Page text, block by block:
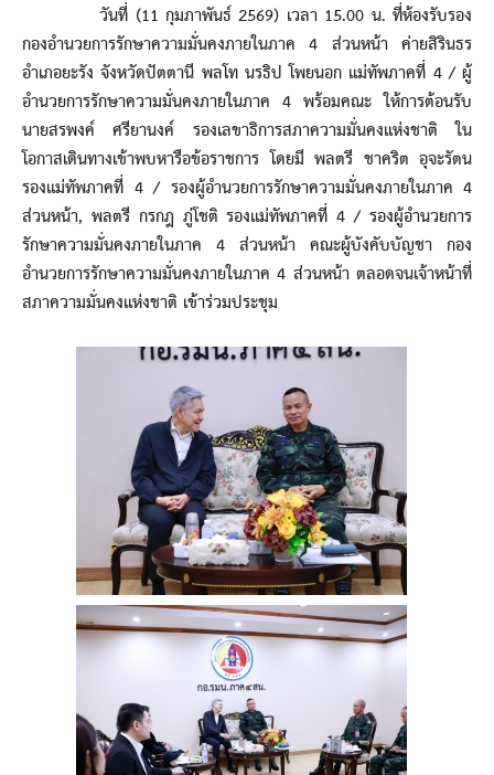
วันที่ (11 กุมภาพันธ์ 2569) เวลา 15.00 น. ที่ห้องรับรอง
กองอำนวยการรักษาความมั่นคงภายในภาค 4 ส่วนหน้า ค่ายสิรินธร
อำเภอยะรัง จังหวัดปัตตานี พลโท นรธิป โพยนอก แม่ทัพภาคที่ 4 / ผู้
อำนวยการรักษาความมั่นคงภายในภาค 4 พร้อมคณะ ให้การต้อนรับ
นายสรพงค์ ศรียานงค์ รองเลขาธิการสภาความมั่นคงแห่งชาติ ใน
โอกาสเดินทางเข้าพบหารือข้อราชการ โดยมี พลตรี ชาคริต อุจะรัตน
รองแม่ทัพภาคที่ 4 / รองผู้อำนวยการรักษาความมั่นคงภายในภาค 4
ส่วนหน้า, พลตรี กรกฎ ภู่โชติ รองแม่ทัพภาคที่ 4 / รองผู้อำนวยการ
รักษาความมั่นคงภายในภาค 4 ส่วนหน้า คณะผู้บังคับบัญชา กอง
อำนวยการรักษาความมั่นคงภายในภาค 4 ส่วนหน้า ตลอดจนเจ้าหน้าที่
สภาความมั่นคงแห่งชาติ เข้าร่วมประชุม